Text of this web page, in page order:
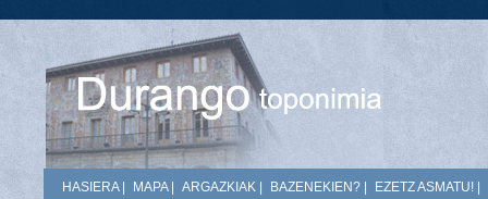
HASIERA| MAPA| ARGAZKIAK BAZENEKIEN? EZETZ ASMATU!